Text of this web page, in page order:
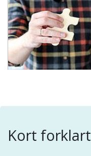
Kort forklart